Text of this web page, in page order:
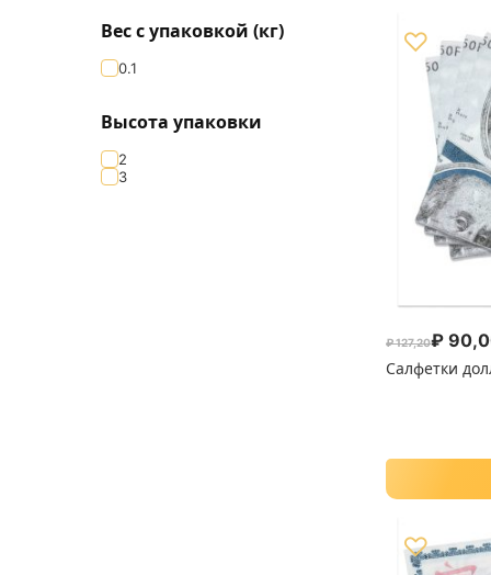
Вес с упаковкой (кг)
0.1
Высота упаковки
2
3
₽127,20₽
Текущая
Салфетки
♡
♡